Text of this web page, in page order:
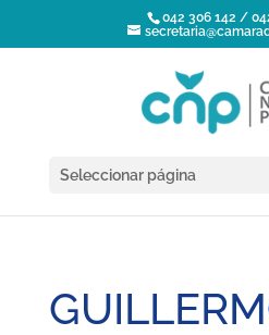
042 306 142 /
Seleccionar página